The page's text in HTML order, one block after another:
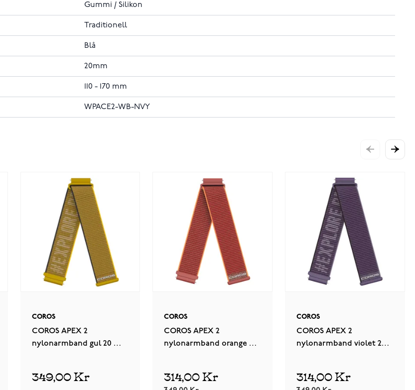
Gummi / Silikon
Traditionell
Blå
20mm
110 - 170 mm
WPACE2-WB-NVY
COROS
COROS APEX 2
nylonarmband gul 20 mm
349,00 Kr
COROS
COROS APEX 2
nylonarmband orange 20
314,00 Kr
COROS
COROS APEX 2
nylonarmband violet 20
314,00 Kr